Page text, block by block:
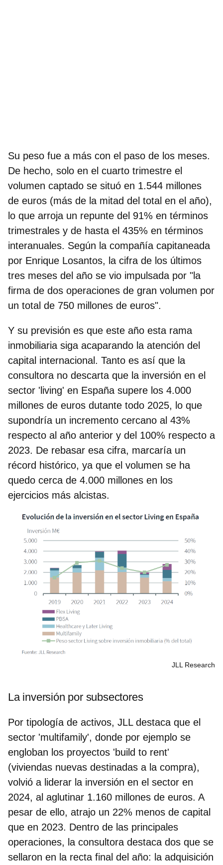
Su peso fue a más con el paso de los meses.
De hecho, solo en el cuarto trimestre el
volumen captado se situó en 1.544 millones
de euros (más de la mitad del total en el año),
lo que arroja un repunte del 91% en términos
trimestrales y de hasta el 435% en términos
interanuales. Según la compañía capitaneada
por Enrique Losantos, la cifra de los últimos
tres meses del año se vio impulsada por "la
firma de dos operaciones de gran volumen por
un total de 750 millones de euros".
Y su previsión es que este año esta rama
inmobiliaria siga acaparando la atención del
capital internacional. Tanto es así que la
consultora no descarta que la inversión en el
sector 'living' en España supere los 4.000
millones de euros dutante todo 2025, lo que
supondría un incremento cercano al 43%
respecto al año anterior y del 100% respecto a
2023. De rebasar esa cifra, marcaría un
récord histórico, ya que el volumen se ha
quedo cerca de 4.000 millones en los
ejercicios más alcistas.
JLL Research
La inversión por subsectores
Por tipología de activos, JLL destaca que el
sector 'multifamily', donde por ejemplo se
engloban los proyectos 'build to rent'
(viviendas nuevas destinadas a la compra),
volvió a liderar la inversión en el sector en
2024, al aglutinar 1.160 millones de euros. A
pesar de ello, atrajo un 22% menos de capital
que en 2023. Dentro de las principales
operaciones, la consultora destaca dos que se
sellaron en la recta final del año: la adquisición